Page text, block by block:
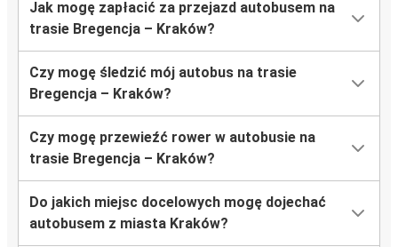
Jak mogę zapłacić za przejazd autobusem na
trasie Bregencja – Kraków?
Czy mogę śledzić mój autobus na trasie
Bregencja – Kraków?
Czy mogę przewieźć rower w autobusie na
trasie Bregencja – Kraków?
Do jakich miejsc docelowych mogę dojechać
autobusem z miasta Kraków?